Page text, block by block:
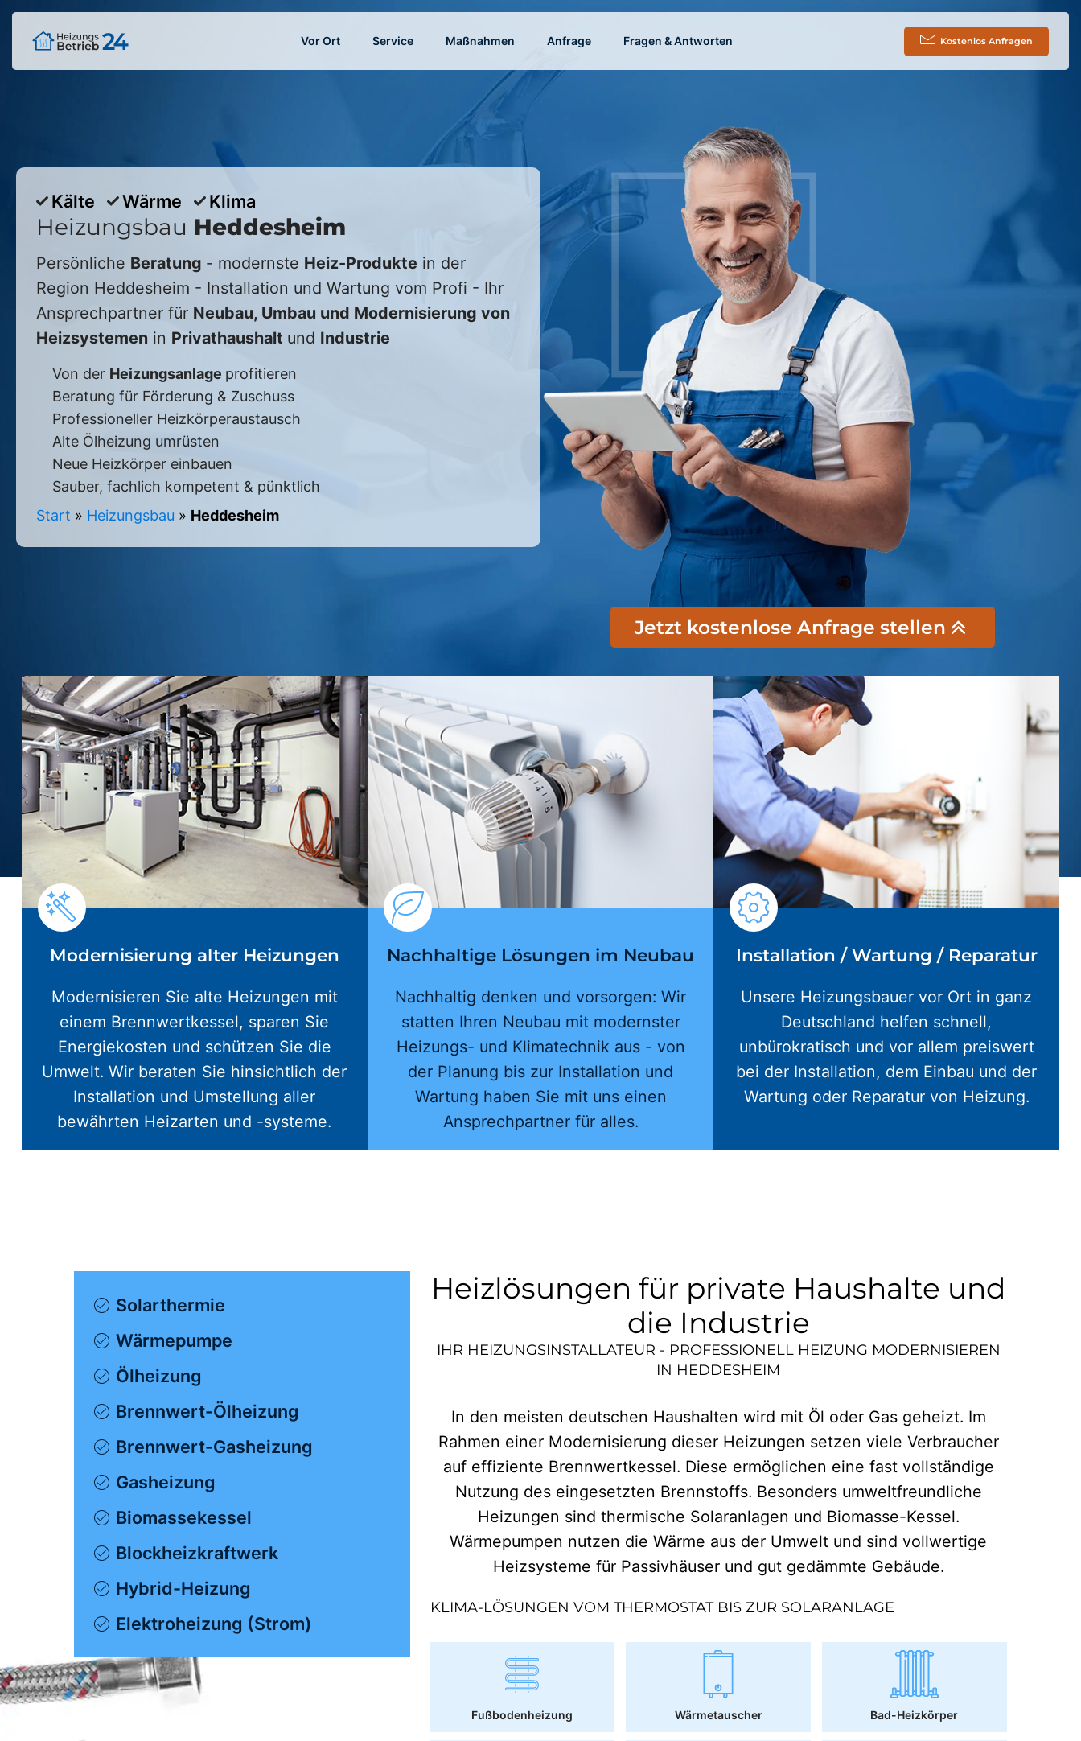
Vor Ort Service Maßnahmen Anfrage Fragen & Antworten Kostenlos Anfragen
Kälte Wärme Klima
Heizungsbau Heddesheim
Persönliche Beratung - modernste Heiz-Produkte in der
Region Heddesheim - Installation und Wartung vom Profi - Ihr
Ansprechpartner für Neubau, Umbau und Modernisierung von
Heizsystemen in Privathaushalt und Industrie
Von der Heizungsanlage profitieren
Beratung für Förderung & Zuschuss
Professioneller Heizkörperaustausch
Alte Ölheizung umrüsten
Neue Heizkörper einbauen
Sauber, fachlich kompetent & pünktlich
Start » Heizungsbau » Heddesheim
Jetzt kostenlose Anfrage stellen
Modernisierung alter Heizungen
Modernisieren Sie alte Heizungen mit
einem Brennwertkessel, sparen Sie
Energiekosten und schützen Sie die
Umwelt. Wir beraten Sie hinsichtlich der
Installation und Umstellung aller
bewährten Heizarten und -systeme.
Nachhaltige Lösungen im Neubau
Nachhaltig denken und vorsorgen: Wir
statten Ihren Neubau mit modernster
Heizungs- und Klimatechnik aus - von
der Planung bis zur Installation und
Wartung haben Sie mit uns einen
Ansprechpartner für alles.
Installation / Wartung / Reparatur
Unsere Heizungsbauer vor Ort in ganz
Deutschland helfen schnell,
unbürokratisch und vor allem preiswert
bei der Installation, dem Einbau und der
Wartung oder Reparatur von Heizung.
Solarthermie
Wärmepumpe
Ölheizung
Brennwert-Ölheizung
Brennwert-Gasheizung
Gasheizung
Biomassekessel
Blockheizkraftwerk
Hybrid-Heizung
Elektroheizung (Strom)
Heizlösungen für private Haushalte und
die Industrie
IHR HEIZUNGSINSTALLATEUR - PROFESSIONELL HEIZUNG MODERNISIEREN
IN HEDDESHEIM
In den meisten deutschen Haushalten wird mit Öl oder Gas geheizt. Im
Rahmen einer Modernisierung dieser Heizungen setzen viele Verbraucher
auf effiziente Brennwertkessel. Diese ermöglichen eine fast vollständige
Nutzung des eingesetzten Brennstoffs. Besonders umweltfreundliche
Heizungen sind thermische Solaranlagen und Biomasse-Kessel.
Wärmepumpen nutzen die Wärme aus der Umwelt und sind vollwertige
Heizsysteme für Passivhäuser und gut gedämmte Gebäude.
KLIMA-LÖSUNGEN VOM THERMOSTAT BIS ZUR SOLARANLAGE
Fußbodenheizung Wärmetauscher Bad-Heizkörper